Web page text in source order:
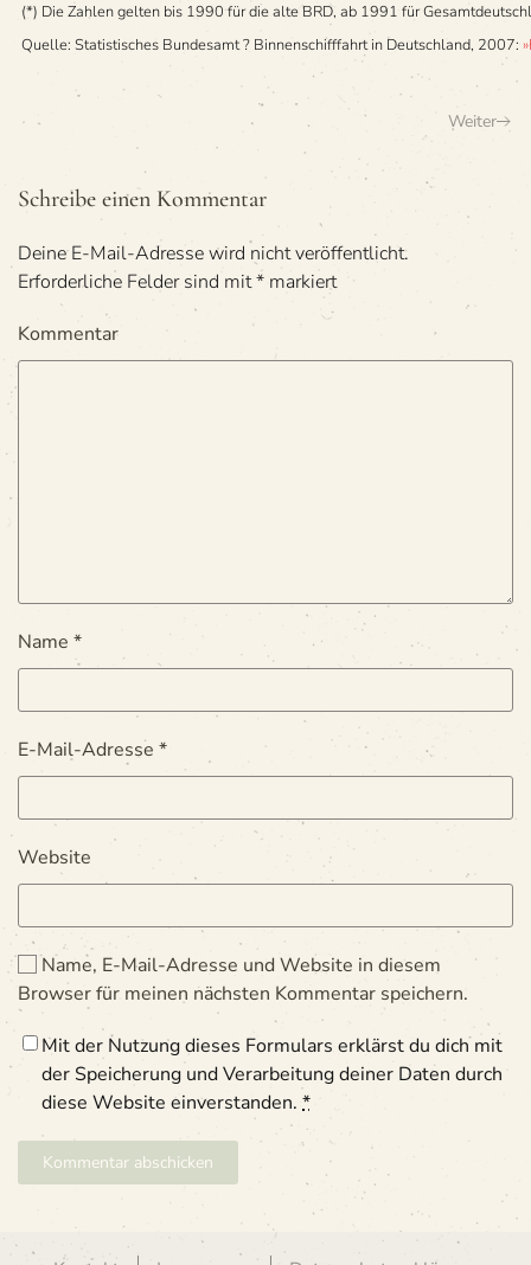
(*) Die Zah­len gel­ten bis 1990 für die alte BRD, ab 1991 für
Quelle: Sta­tis­ti­sches Bun­des­amt ? Bin­nen­schiff­fahrt in Deutsch­land, 2007:
Weiter
Schreibe einen Kommentar
Deine E-Mail-Adresse wird nicht veröffentlicht.
Erforderliche Felder sind mit* markiert
Kommentar
Name *
E-Mail-Adresse *
Website
Name, E-Mail-Adresse und Website in diesem
Browser für meinen nächsten Kommentar speichern.
Mit der Nutzung dieses Formulars erklärst du dich mit
der Speicherung und Verarbeitung deiner Daten durch
diese Website einverstanden. *
Kommentar abschicken